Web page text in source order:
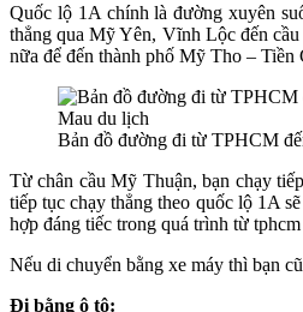
Quốc lộ 1A chính là đường xuyên
thẳng qua Mỹ Yên, Vĩnh Lộc đến
nữa để đến thành phố Mỹ Tho –
Bản đồ đường đi từ TPHCM
Từ chân cầu Mỹ Thuận, bạn chạy
tiếp tục chạy thẳng theo quốc lộ 1A
hợp đáng tiếc trong quá trình từ
Nếu di chuyển bằng xe máy thì bạn
Đi bằng ô tô: